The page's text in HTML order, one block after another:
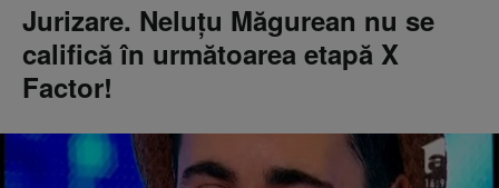
Jurizare. Neluțu Măgurean nu se
califică în următoarea etapă X
Factor!